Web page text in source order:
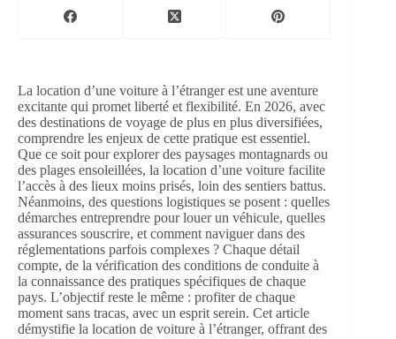
La location d’une voiture à l’étranger est une aventure
excitante qui promet liberté et flexibilité. En 2026, avec
des destinations de voyage de plus en plus diversifiées,
comprendre les enjeux de cette pratique est essentiel.
Que ce soit pour explorer des paysages montagnards ou
des plages ensoleillées, la location d’une voiture facilite
l’accès à des lieux moins prisés, loin des sentiers battus.
Néanmoins, des questions logistiques se posent : quelles
démarches entreprendre pour louer un véhicule, quelles
assurances souscrire, et comment naviguer dans des
réglementations parfois complexes ? Chaque détail
compte, de la vérification des conditions de conduite à
la connaissance des pratiques spécifiques de chaque
pays. L’objectif reste le même : profiter de chaque
moment sans tracas, avec un esprit serein. Cet article
démystifie la location de voiture à l’étranger, offrant des